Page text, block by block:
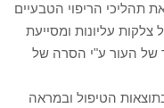
הריפוי הטבעיים
צלקות עליונות ומסייעת
של העור ע"י הסרה של
הטיפול ובמראה